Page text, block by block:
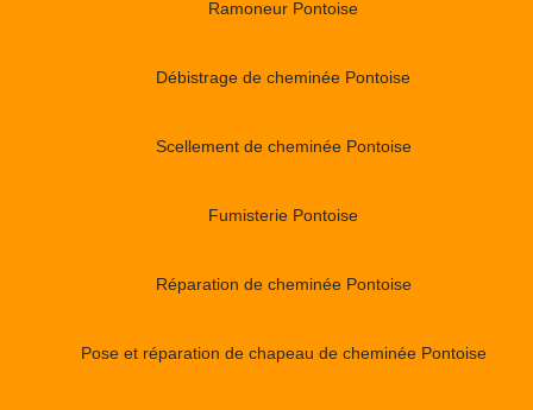
Ramoneur Pontoise
Débistrage de cheminée Pontoise
Scellement de cheminée Pontoise
Fumisterie Pontoise
Réparation de cheminée Pontoise
Pose et réparation de chapeau de cheminée Pontoise